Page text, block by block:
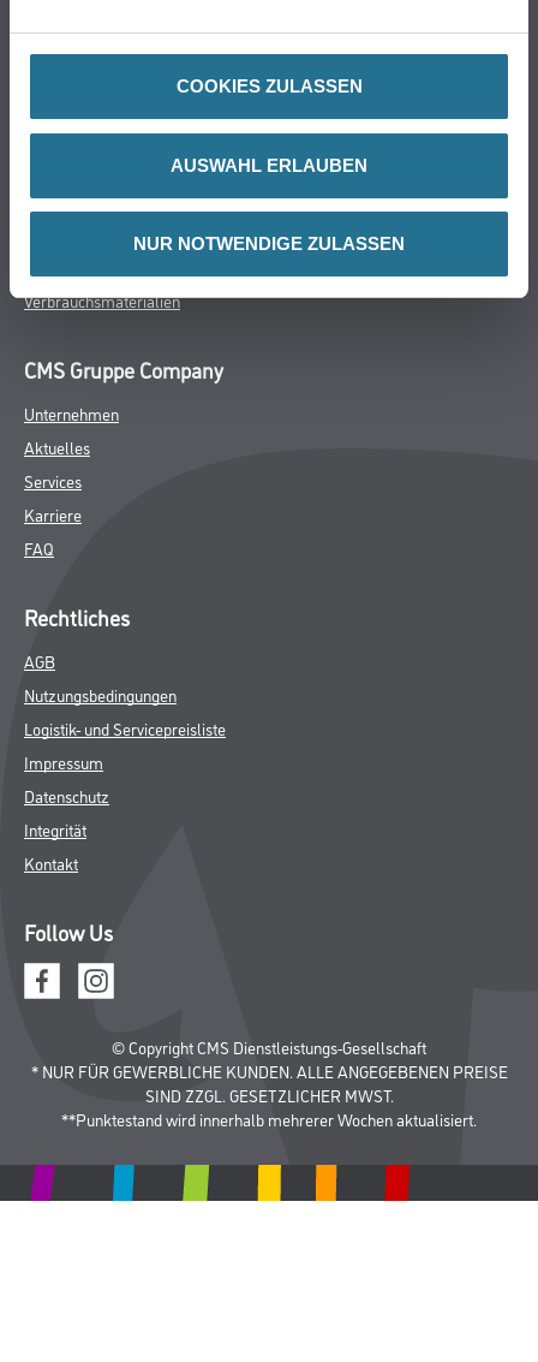
COOKIES ZULASSEN
AUSWAHL ERLAUBEN
NUR NOTWENDIGE ZULASSEN
Trockenbau
Putze- und Spachtelmassen
Bodenbeläge
Wand- & Deckenbeläge
Verbrauchsmaterialien
CMS Gruppe Company
Unternehmen
Aktuelles
Services
Karriere
FAQ
Rechtliches
AGB
Nutzungsbedingungen
Logistik- und Servicepreisliste
Impressum
Datenschutz
Integrität
Kontakt
Follow Us
© Copyright CMS Dienstleistungs-Gesellschaft
* NUR FÜR GEWERBLICHE KUNDEN. ALLE ANGEGEBENEN PREISE
SIND ZZGL. GESETZLICHER MWST.
**Punktestand wird innerhalb mehrerer Wochen aktualisiert.